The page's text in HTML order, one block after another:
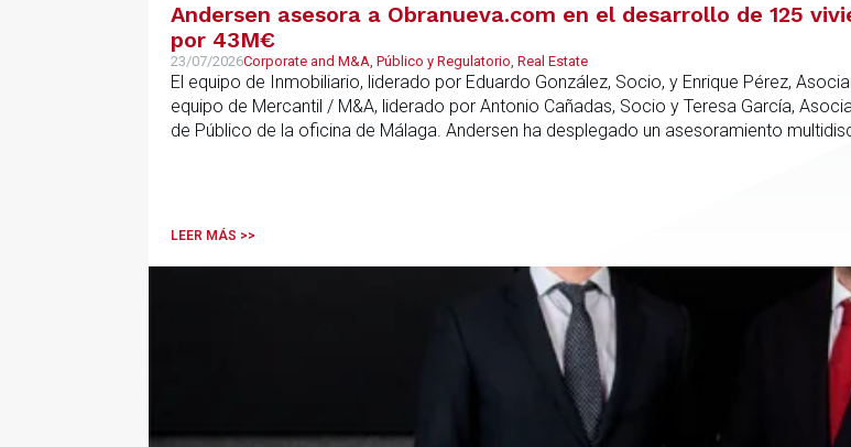
Andersen asesora a Obranueva.com en el desarrollo de 125
por 43M€
23/07/2026Corporate and M&A, Público y Regulatorio, Real Estate
El equipo de Inmobiliario, liderado por Eduardo González, Socio, y Enrique Pérez,
equipo de Mercantil / M&A, liderado por Antonio Cañadas, Socio y Teresa García,
de Público de la oficina de Málaga. Andersen ha desplegado un asesoramiento
LEER MÁS >>